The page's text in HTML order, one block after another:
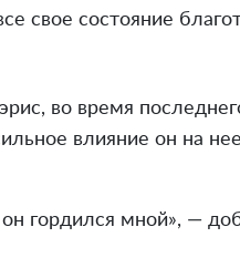
свое состояние
во время
влияние он на
гордился мной», —